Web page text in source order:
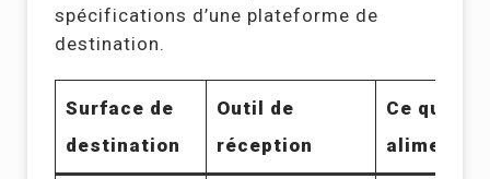
spécifications d’une plateforme de
destination.
Surface de
destination
Outil de
réception
Ce que le
alimente